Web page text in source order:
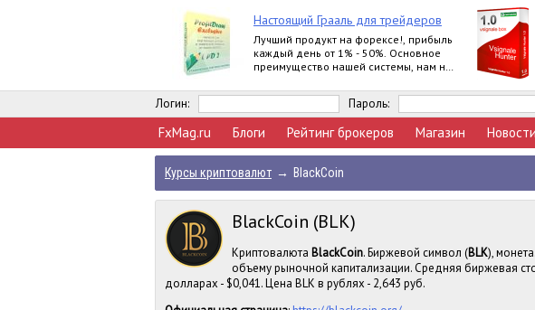
Настоящий Грааль для трейдеров
Лучший продукт на форексе!, прибыль
каждый день от 1% - 50%. Основное
преимущество нашей системы, нам не
прибыли
Логин: Пароль:
FxMag.ru Блоги Рейтинг брокеров Магазин Новости
Курсы криптовалют → BlackCoin
BlackCoin (BLK)
Криптовалюта BlackCoin. Биржевой символ (BLK),
объему рыночной капитализации. Средняя биржевая
долларах - $0,041. Цена BLK в рублях - 2,643 руб.